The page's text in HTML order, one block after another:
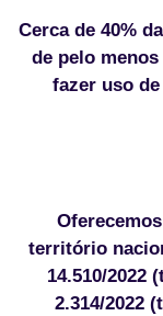
Cerca de 40%
de pelo
fazer uso
território
14.510/2022
2.314/2022